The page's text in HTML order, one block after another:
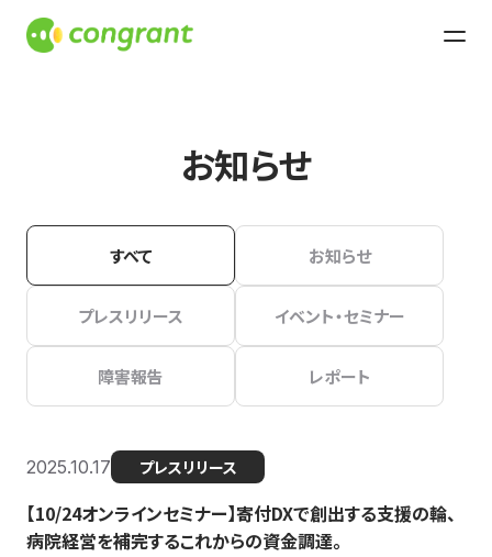
お知らせ
すべて お知らせ
プレスリリース イベント・セミナー
障害報告 レポート
2025.10.17 プレスリリース
【10/24オンラインセミナー】寄付DXで創出する支援の輪、
病院経営を補完するこれからの資金調達。